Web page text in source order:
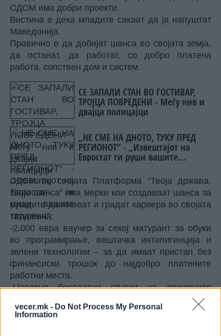
vecer.mk - Do Not Process My Personal
Information
СДСМ има добри проекти.
Вистина е дека младите сакаат да ја напуштат
Македонија.
Правично е да добијат шанса во својата земја,
да останат, да работат, со добро платена
работа, сопствен дом и систем.
СЕ ЗАПАЛИ СТАН ВО ГОСТИВАР,
ТРОЈЦА ПОВРЕДЕНИ - Меѓу нив и
двајца полицајци
„НЕ СМЕ НА ДНОТО, ТУКУ ПРЕД
РЕГИОНОТ“ - „Извештајот на
Евростат ги руши вашите
СДСМ во својата Платформа “Твоја држава,
твоја шанса“ има мерки кои создаваат шанса за
младите да живеат и градат кариера во својата
татковина:
-2.000 евра ваучер за секој матурант за обуки
во програмирање, вештачка интелигенција и
зелени технологии – за да имаат пристап без
финансиски трошок до најдобро платените
работни места.
-Целосно бесплатни студии на државните
универзитети – знаењето не е привилегија, туку
право.